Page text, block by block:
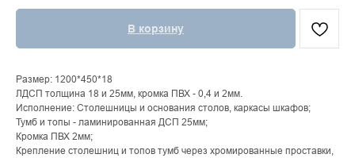
В корзину
Размер: 1200*450*18
ЛДСП толщина 18 и 25мм, кромка ПВХ - 0,4 и 2мм.
Исполнение: Столешницы и основания столов, каркасы шкафов;
Тумб и топы - ламинированная ДСП 25мм;
Кромка ПВХ 2мм;
Крепление столешниц и топов тумб через хромированные проставки,